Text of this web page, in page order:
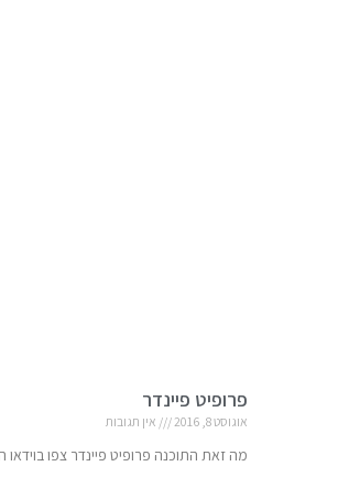
פרופיט פיינדר
אוגוסט 8, 2016 אין תגובות
מה זאת התוכנה פרופיט פיינדר צפו